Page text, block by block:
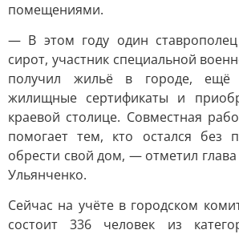
помещениями.
— В этом году один
сирот, участник специальной
получил жильё в городе, ещё
жилищные сертификаты и
краевой столице. Совместная
помогает тем, кто остался без
обрести свой дом, — отметил
Ульянченко.
Сейчас на учёте в городском
состоит 336 человек из